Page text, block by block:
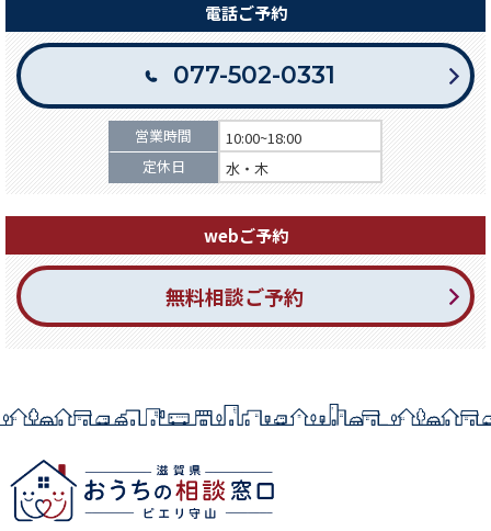
電話ご予約
077-502-0331
営業時間
10:00~18:00
定休日
水・木
webご予約
無料相談ご予約